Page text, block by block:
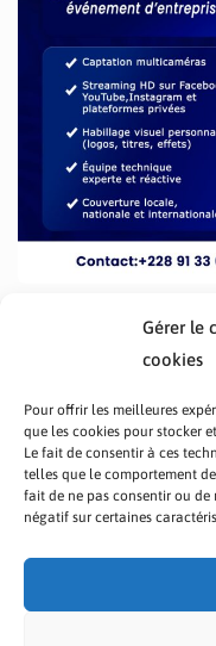
Gérer le
cookies
Pour offrir les meilleures
que les cookies pour stocker
Le fait de consentir à ces
telles que le comportement
fait de ne pas consentir ou
négatif sur certaines